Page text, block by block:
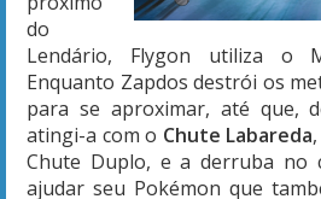
do
Lendário, Flygon utiliza o
Enquanto Zapdos destrói os
para se aproximar, até que,
atingi-a com o Chute Labareda
Chute Duplo, e a derruba no
ajudar seu Pokémon que